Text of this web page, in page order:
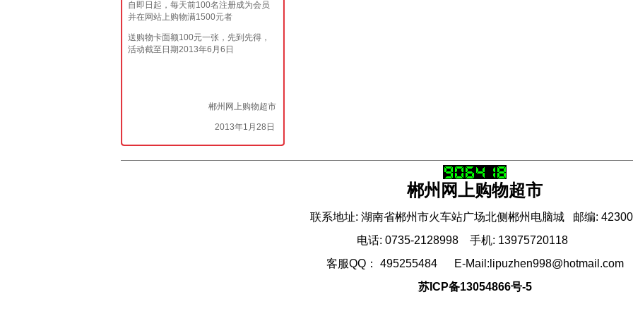
自即日起，每天前100名注册成为会员
并在网站上购物满1500元者
送购物卡面额100元一张，先到先得，
活动截至日期2013年6月6日
郴州网上购物超市
2013年1月28日
郴州网上购物超市
联系地址: 湖南省郴州市火车站广场北侧郴州电脑城 邮编:
电话: 0735-2128998 手机: 13975720118
客服QQ： 495255484 E-Mail:lipuzhen998@hotmail.com
苏ICP备13054866号-5